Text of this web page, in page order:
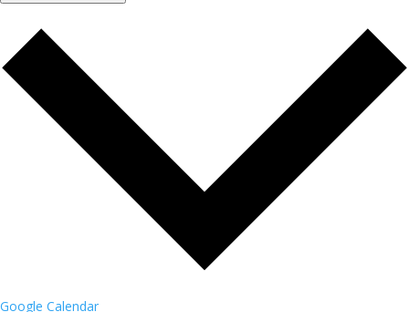
Google Calendar